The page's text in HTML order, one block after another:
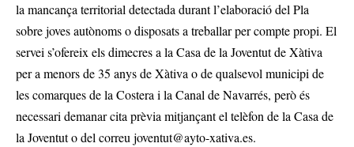
la mancança territorial detectada durant l’elaboració del Pla
sobre joves autònoms o disposats a treballar per compte propi. El
servei s’ofereix els dimecres a la Casa de la Joventut de Xàtiva
per a menors de 35 anys de Xàtiva o de qualsevol municipi de
les comarques de la Costera i la Canal de Navarrés, però és
necessari demanar cita prèvia mitjançant el telèfon de la Casa de
la Joventut o del correujoventut@ayto-xativa.es.